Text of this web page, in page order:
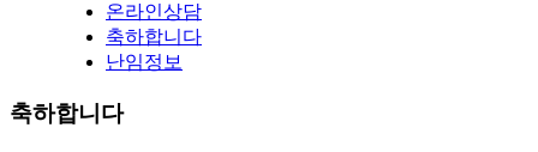
온라인상담
축하합니다
난임정보
축하합니다